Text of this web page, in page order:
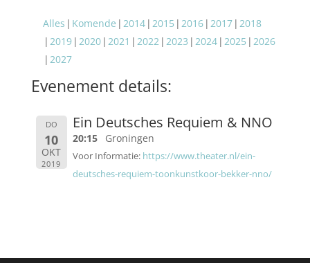
Alles Komende 2014 2015 2016 2017 2018
2019 2020 2021 2022 2023 2024 2025 2026
2027
Evenement details:
DO
10
OKT
2019
Ein Deutsches Requiem & NNO
20:15 Groningen
Voor Informatie: https://www.theater.nl/ein-
deutsches-requiem-toonkunstkoor-bekker-nno/